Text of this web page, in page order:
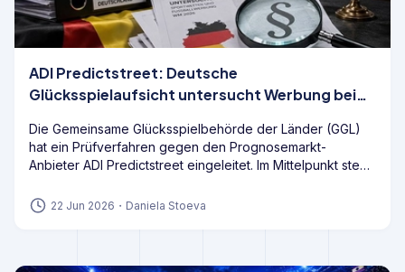
ADI Predictstreet: Deutsche
Glücksspielaufsicht untersucht Werbung bei
Die Gemeinsame Glücksspielbehörde der Länder (GGL)
hat ein Prüfverfahren gegen den Prognosemarkt-
Anbieter ADI Predictstreet eingeleitet. Im Mittelpunkt steht
Glücksspielrecht einzuordnen ist und ob die während der
22 Jun 2026 ・ Daniela Stoeva